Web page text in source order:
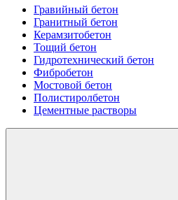
Гравийный бетон
Гранитный бетон
Керамзитобетон
Тощий бетон
Гидротехнический бетон
Фибробетон
Мостовой бетон
Полистиролбетон
Цементные растворы